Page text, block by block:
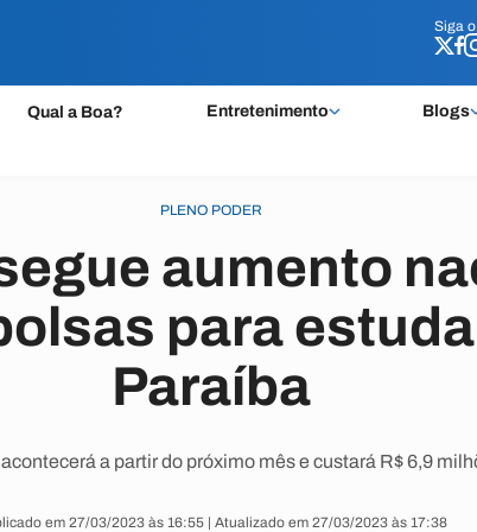
Siga o
Qual a Boa? Entretenimento Blogs
Siga o
PLENO PODER
aumento
para
Paraíba
a partir do próximo mês e custará R$ 6,9
em 27/03/2023 às 16:55 | Atualizado em 27/03/2023 às 17:38